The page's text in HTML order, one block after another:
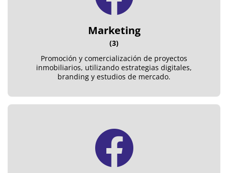
Marketing
(3)
Promoción y comercialización de proyectos
inmobiliarios, utilizando estrategias digitales,
branding y estudios de mercado.